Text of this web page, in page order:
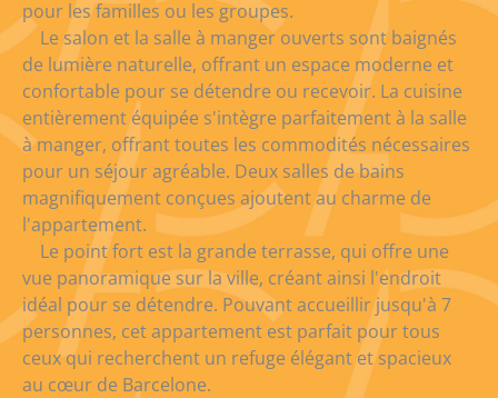
pour les familles ou les groupes.
Le salon et la salle à manger ouverts sont baignés
de lumière naturelle, offrant un espace moderne et
confortable pour se détendre ou recevoir. La cuisine
entièrement équipée s'intègre parfaitement à la salle
à manger, offrant toutes les commodités nécessaires
pour un séjour agréable. Deux salles de bains
magnifiquement conçues ajoutent au charme de
l'appartement.
Le point fort est la grande terrasse, qui offre une
vue panoramique sur la ville, créant ainsi l'endroit
idéal pour se détendre. Pouvant accueillir jusqu'à 7
personnes, cet appartement est parfait pour tous
ceux qui recherchent un refuge élégant et spacieux
au cœur de Barcelone.